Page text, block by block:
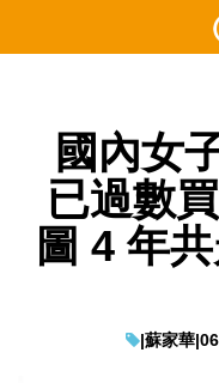
國內女
已過數
圖 4 年
|蘇家華|